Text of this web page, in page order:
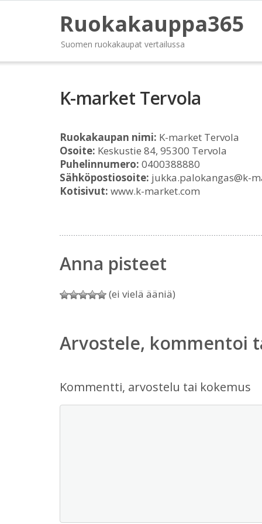
Ruokakauppa365
Suomen ruokakaupat vertailussa
K-market Tervola
Ruokakaupan nimi: K-market Tervola
Osoite: Keskustie 84, 95300 Tervola
Puhelinnumero: 0400388880
Sähköpostiosoite: jukka.palokangas@k-
Kotisivut: www.k-market.com
Anna pisteet
(ei vielä ääniä)
Arvostele, kommentoi
Kommentti, arvostelu tai kokemus